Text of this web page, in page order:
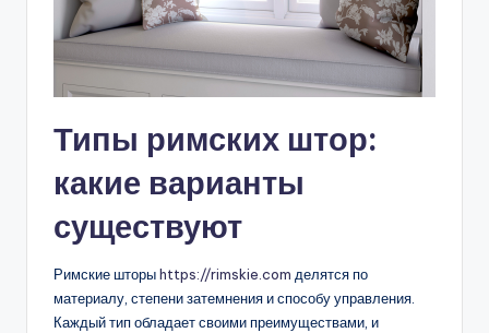
Типы римских штор:
какие варианты
существуют
Римские шторыhttps://rimskie.com делятся по
материалу, степени затемнения и способу управления.
Каждый тип обладает своими преимуществами, и